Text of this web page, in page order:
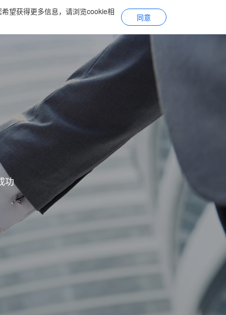
望获得更多信息，请浏览cookie相
同意
关于立讯 加入我们
功